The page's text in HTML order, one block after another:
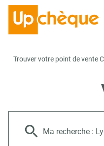
Trouver votre point de vente
Ma recherche :